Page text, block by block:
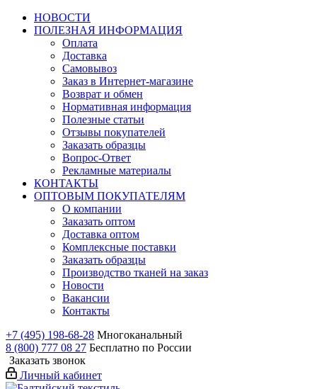
НОВОСТИ
ПОЛЕЗНАЯ ИНФОРМАЦИЯ
Оплата
Доставка
Самовывоз
Заказ в Интернет-магазине
Возврат и обмен
Нормативная информация
Полезные статьи
Отзывы покупателей
Заказать образцы
Вопрос-Ответ
Рекламные материалы
КОНТАКТЫ
ОПТОВЫМ ПОКУПАТЕЛЯМ
О компании
Заказать оптом
Доставка оптом
Комплексные поставки
Заказать образцы
Производство тканей на заказ
Новости
Вакансии
Контакты
+7 (495) 198-68-28 Многоканальный
8 (800) 777 08 27 Бесплатно по России
Заказать звонок
Личный кабинет